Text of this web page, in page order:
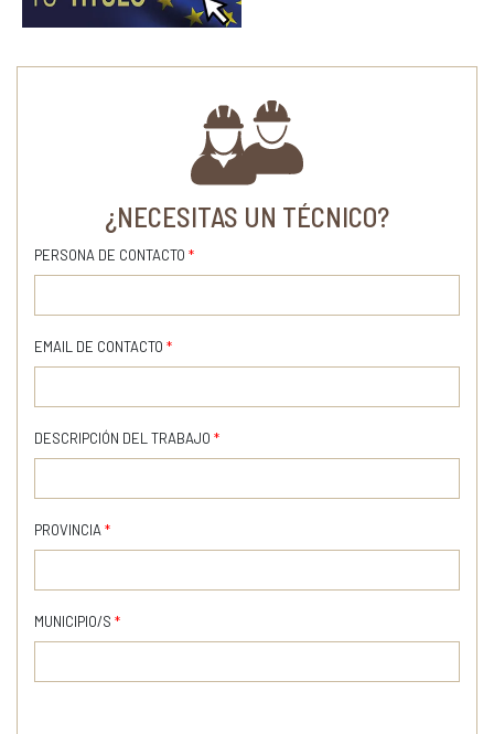
¿NECESITAS UN TÉCNICO?
PERSONA DE CONTACTO *
EMAIL DE CONTACTO *
DESCRIPCIÓN DEL TRABAJO *
PROVINCIA *
MUNICIPIO/S *